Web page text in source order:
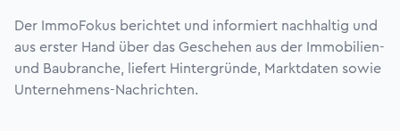
Der ImmoFokus berichtet und informiert nachhaltig und
aus erster Hand über das Geschehen aus der Immobilien-
und Baubranche, liefert Hintergründe, Marktdaten sowie
Unternehmens-Nachrichten.